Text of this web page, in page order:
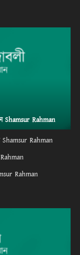
Shamsur Rahman
Shamsur Rahman
Rahman